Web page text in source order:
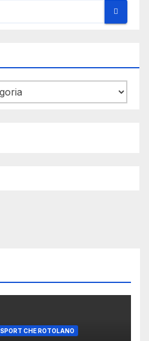
SPORT CHE ROTOLANO